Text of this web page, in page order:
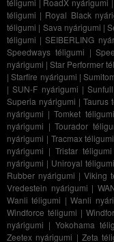
téligumi | Royal Black
téligumi | Sava nyárigumi |
téligumi |SEIBERLING
Speedways téligumi |
nyárigumi |Star Performer
|Starfire nyárigumi |
|SUN-F nyárigumi |
Superia nyárigumi |Taurus
nyárigumi |Tomket téligumi
nyárigumi |Tourador
nyárigumi | Tracmax téligumi
nyárigumi | Tristar téligumi
nyárigumi | Uniroyal téligumi
Rubber nyárigumi | Viking
Vredestein nyárigumi |
Wanli téligumi |Wanli
Windforce téligumi |
nyárigumi | Yokohama
Zeetex nyárigumi | Zeta